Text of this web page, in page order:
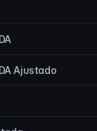
Ajustado